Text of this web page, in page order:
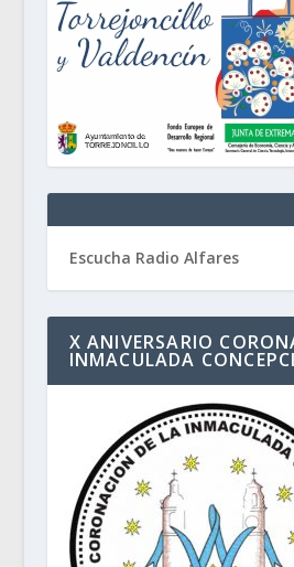
Escucha Radio Alfares
X ANIVERSARIO
INMACULADA